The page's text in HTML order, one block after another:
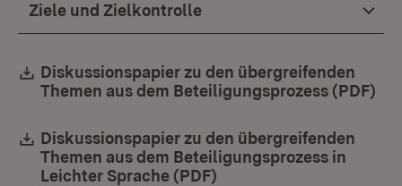
Ziele und Zielkontrolle
Download:
Diskussionspapier zu den übergreifenden
Themen aus dem Beteiligungsprozess (PDF)
Download:
Diskussionspapier zu den übergreifenden
Themen aus dem Beteiligungsprozess in
Leichter Sprache (PDF)